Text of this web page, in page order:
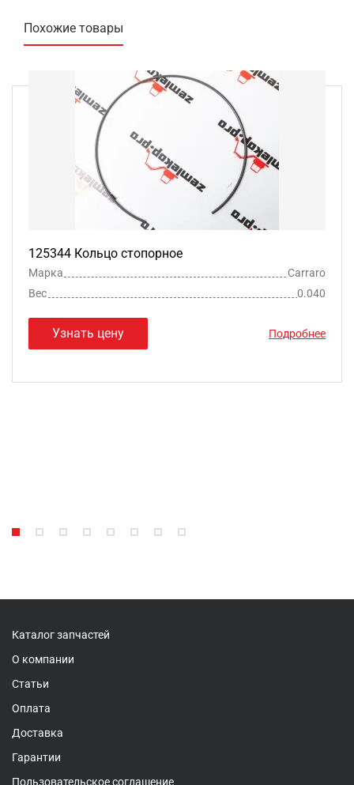
Похожие товары
125344 Кольцо стопорное
Марка
Carraro
Вес
0.040
Узнать цену Подробнее
Каталог запчастей
О компании
Статьи
Оплата
Доставка
Гарантии
Пользовательское соглашение